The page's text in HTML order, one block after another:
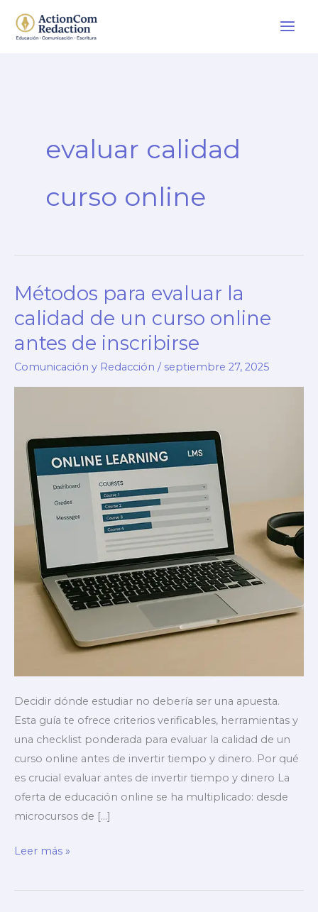
evaluar calidad
curso online
Métodos para evaluar la
calidad de un curso online
antes de inscribirse
Comunicación y Redacción / septiembre 27, 2025
Decidir dónde estudiar no debería ser una apuesta.
Esta guía te ofrece criterios verificables, herramientas y
una checklist ponderada para evaluar la calidad de un
curso online antes de invertir tiempo y dinero. Por qué
es crucial evaluar antes de invertir tiempo y dinero La
oferta de educación online se ha multiplicado: desde
microcursos de […]
Métodos
evaluar
Leer más »